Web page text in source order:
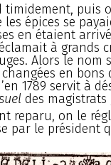
timidement, puis
les épices se
en étaient
à grands
Alors le nom
en bons
1789 servit à
des magistrats
reparu, on le
par le président